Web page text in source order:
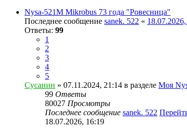
Nysa-521M Mikrobus 73 года "Ровесница"
Последнее сообщение sanek. 522 «
Ответы: 99
1
2
3
4
5
Сусанин » 07.11.2024, 21:14 в разделе Моя
99 Ответы
80027 Просмотры
Последнее сообщение sanek. 522
18.07.2026, 16:19